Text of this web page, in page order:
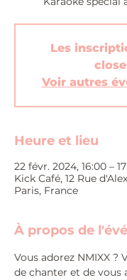
Les
Voir autres
Heure et lieu
22 févr. 2024, 16:00 –
Kick Café, 12 Rue
Paris, France
À propos de
Vous adorez NMIXX ?
de chanter et de vous